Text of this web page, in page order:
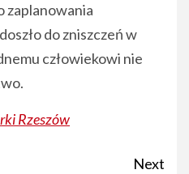
zaplanowania
do zniszczeń w
człowiekowi nie
Rzeszów
Next